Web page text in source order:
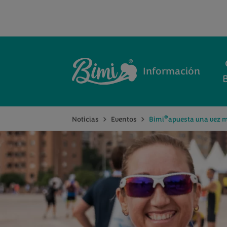
Información
Noticias Eventos Bimi®apuesta una vez